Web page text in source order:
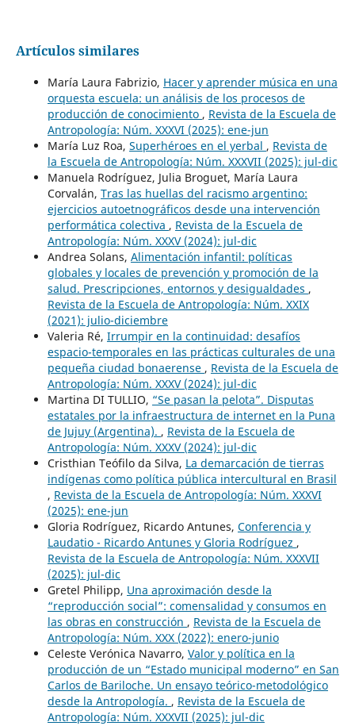
Artículos similares
María Laura Fabrizio, Hacer y aprender música en una
orquesta escuela: un análisis de los procesos de
producción de conocimiento , Revista de la Escuela de
Antropología: Núm. XXXVI (2025): ene-jun
María Luz Roa, Superhéroes en el yerbal , Revista de
la Escuela de Antropología: Núm. XXXVII (2025): jul-dic
Manuela Rodríguez, Julia Broguet, María Laura
Corvalán, Tras las huellas del racismo argentino:
ejercicios autoetnográficos desde una intervención
performática colectiva , Revista de la Escuela de
Antropología: Núm. XXXV (2024): jul-dic
Andrea Solans, Alimentación infantil: políticas
globales y locales de prevención y promoción de la
salud. Prescripciones, entornos y desigualdades ,
Revista de la Escuela de Antropología: Núm. XXIX
(2021): julio-diciembre
Valeria Ré, Irrumpir en la continuidad: desafíos
espacio-temporales en las prácticas culturales de una
pequeña ciudad bonaerense , Revista de la Escuela de
Antropología: Núm. XXXV (2024): jul-dic
Martina DI TULLIO, “Se pasan la pelota”. Disputas
estatales por la infraestructura de internet en la Puna
de Jujuy (Argentina). , Revista de la Escuela de
Antropología: Núm. XXXV (2024): jul-dic
Cristhian Teófilo da Silva, La demarcación de tierras
indígenas como política pública intercultural en Brasil
, Revista de la Escuela de Antropología: Núm. XXXVI
(2025): ene-jun
Gloria Rodríguez, Ricardo Antunes, Conferencia y
Laudatio - Ricardo Antunes y Gloria Rodríguez ,
Revista de la Escuela de Antropología: Núm. XXXVII
(2025): jul-dic
Gretel Philipp, Una aproximación desde la
“reproducción social”: comensalidad y consumos en
las obras en construcción , Revista de la Escuela de
Antropología: Núm. XXX (2022): enero-junio
Celeste Verónica Navarro, Valor y política en la
producción de un “Estado municipal moderno” en San
Carlos de Bariloche. Un ensayo teórico-metodológico
desde la Antropología. , Revista de la Escuela de
Antropología: Núm. XXXVII (2025): jul-dic